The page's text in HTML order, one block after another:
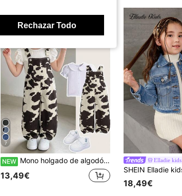
7
NEW Mono holgado de algodón con estampado de vaca y denim estilo Y2K para niñas jóvenes, otoño/invierno, ropa de vuelta al colegio para niñas, atuendos de Navidad, Halloween, atuendos escolares
13,49€
Elladie kids
18,49€
Rechazar Todo